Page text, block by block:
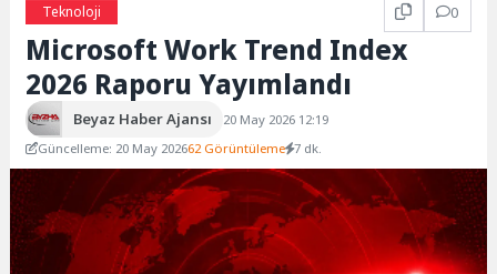
Teknoloji
0
Microsoft Work Trend Index
2026 Raporu Yayımlandı
Beyaz Haber Ajansı
20 May 2026 12:19
Güncelleme: 20 May 202662 Görüntüleme 7 dk.